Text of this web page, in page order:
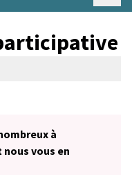
à
vous en